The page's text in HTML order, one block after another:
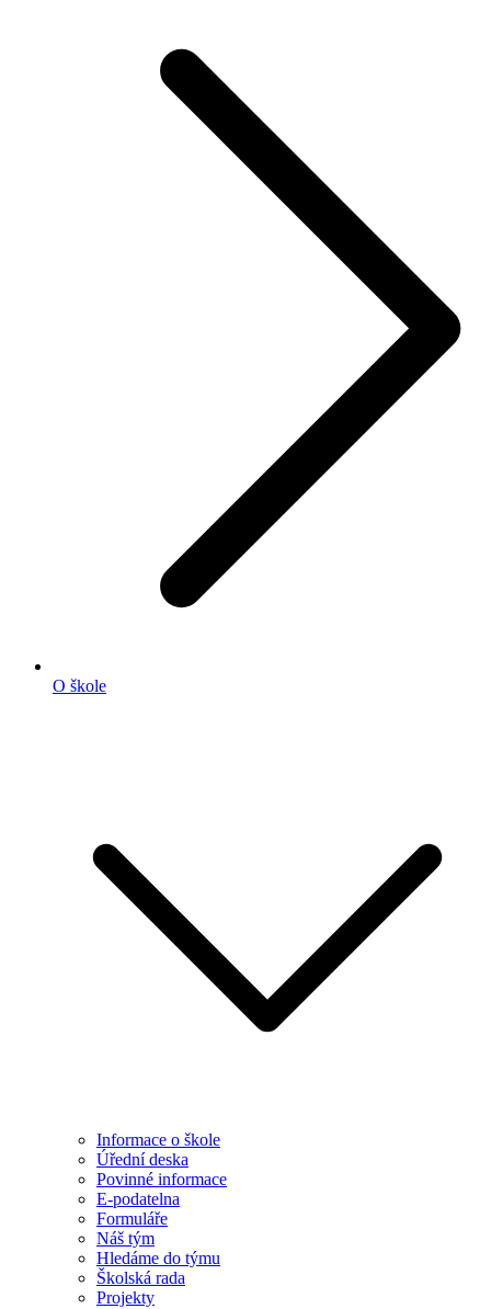
O škole
Informace o škole
Úřední deska
Povinné informace
E-podatelna
Formuláře
Náš tým
Hledáme do týmu
Školská rada
Projekty